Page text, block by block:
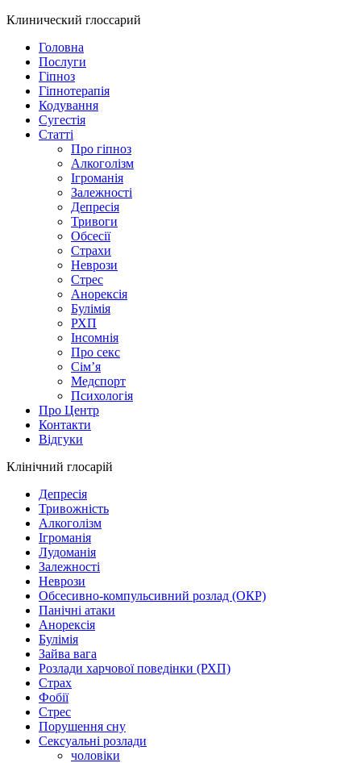
Клинический глоссарий
Головна
Послуги
Гіпноз
Гіпнотерапія
Кодування
Сугестія
Статті
Про гіпноз
Алкоголізм
Ігроманія
Залежності
Депресія
Тривоги
Обсесії
Страхи
Неврози
Стрес
Анорексія
Булімія
РХП
Інсомнія
Про секс
Сім’я
Медспорт
Психологія
Про Центр
Контакти
Відгуки
Клінічний глосарій
Депресія
Тривожність
Алкоголізм
Ігроманія
Лудоманія
Залежності
Неврози
Обсесивно-компульсивний розлад (ОКР)
Панічні атаки
Анорексія
Булімія
Зайва вага
Розлади харчової поведінки (РХП)
Страх
Фобії
Стрес
Порушення сну
Сексуальні розлади
чоловіки